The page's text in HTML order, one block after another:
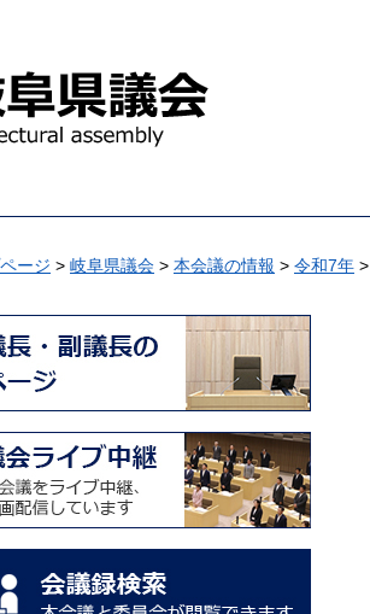
ージ > 岐阜県議会 > 本会議の情報 > 令和7年 >